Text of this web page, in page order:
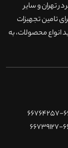
تهران و سایر
تامین تجهیزات
انواع محصولات، به